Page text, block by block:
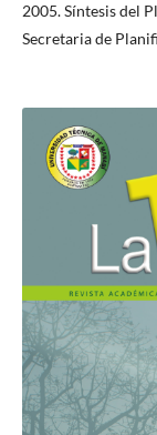
2005. Síntesis del
Secretaria de